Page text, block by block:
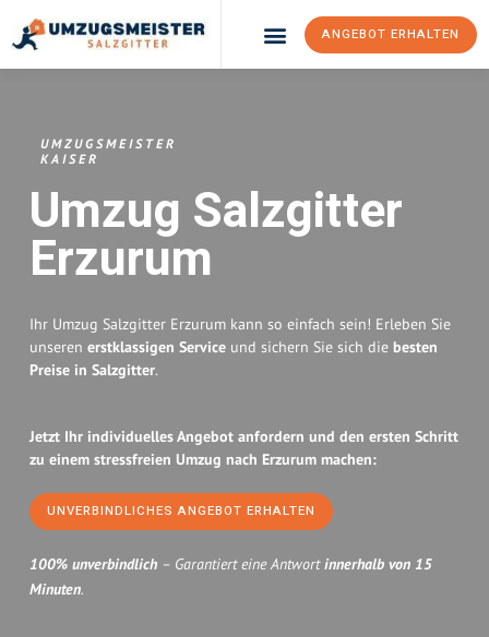
ANGEBOT ERHALTEN
UMZUGSMEISTER
KAISER
Umzug Salzgitter
Erzurum
Ihr Umzug Salzgitter Erzurum kann so einfach sein! Erleben Sie
unseren erstklassigen Service und sichern Sie sich die besten
Preise in Salzgitter.
Jetzt Ihr individuelles Angebot anfordern und den ersten Schritt
zu einem stressfreien Umzug nach Erzurum machen:
UNVERBINDLICHES ANGEBOT ERHALTEN
100% unverbindlich – Garantiert eine Antwortinnerhalb von 15
Minuten.